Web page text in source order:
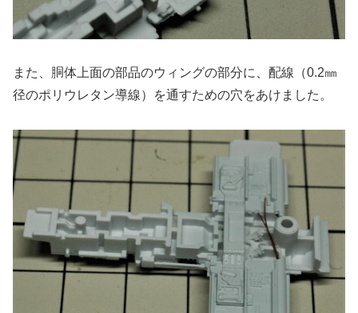
また、胴体上面の部品のウィングの部分に、配線（0.2㎜
径のポリウレタン導線）を通すための穴をあけました。